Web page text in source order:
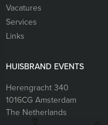
Vacatures
Services
Links
HUISBRAND EVENTS
Herengracht 340
1016CG Amsterdam
The Netherlands